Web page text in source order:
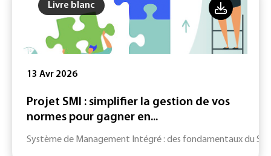
Livre blanc
13 Avr 2026
Projet SMI : simplifier la gestion de vos
normes pour gagner en...
Système de Management Intégré : des fondamentaux du